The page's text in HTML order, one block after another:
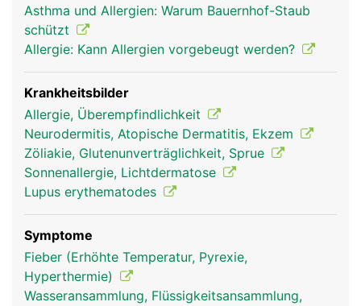
Asthma und Allergien: Warum Bauernhof-Staub
schützt
Allergie: Kann Allergien vorgebeugt werden?
Krankheitsbilder
Allergie, Überempfindlichkeit
Neurodermitis, Atopische Dermatitis, Ekzem
Zöliakie, Glutenunverträglichkeit, Sprue
Sonnenallergie, Lichtdermatose
Lupus erythematodes
Symptome
Fieber (Erhöhte Temperatur, Pyrexie,
Hyperthermie)
Wasseransammlung, Flüssigkeitsansammlung,